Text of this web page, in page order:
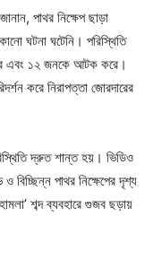
পাথর নিক্ষেপ ছাড়া
ঘটনা ঘটেনি। পরিস্থিতি
এবং ১২ জনকে আটক করে।
করে নিরাপত্তা জোরদারের
দ্রুত শান্ত হয়। ভিডিও
পাথর নিক্ষেপের দৃশ্য
শব্দ ব্যবহারে গুজব ছড়ায়